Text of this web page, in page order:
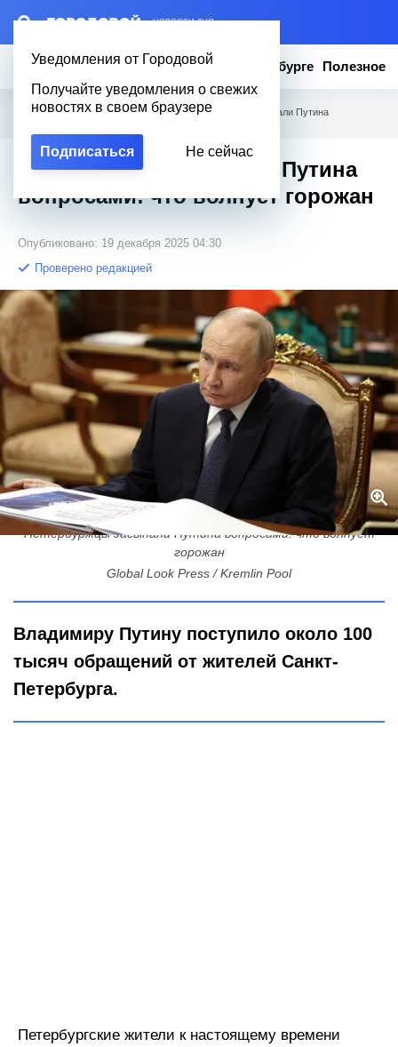
– НОВОСТИ ДНЯ
Уведомления от Городовой
Получайте уведомления о свежих
новостях в своем браузере
Подписаться Не сейчас
Новости Эксклюзив Вопросы о Петербурге Полезное
Городовой Новости Петербурга / Петербуржцы засыпали Путина
Петербуржцы засыпали Путина
вопросами: что волнует горожан
Опубликовано: 19 декабря 2025 04:30
Проверено редакцией
Петербуржцы засыпали Путина вопросами: что волнует
горожан
Global Look Press / Kremlin Pool
Владимиру Путину поступило около 100
тысяч обращений от жителей Санкт-
Петербурга.
Петербургские жители к настоящему времени